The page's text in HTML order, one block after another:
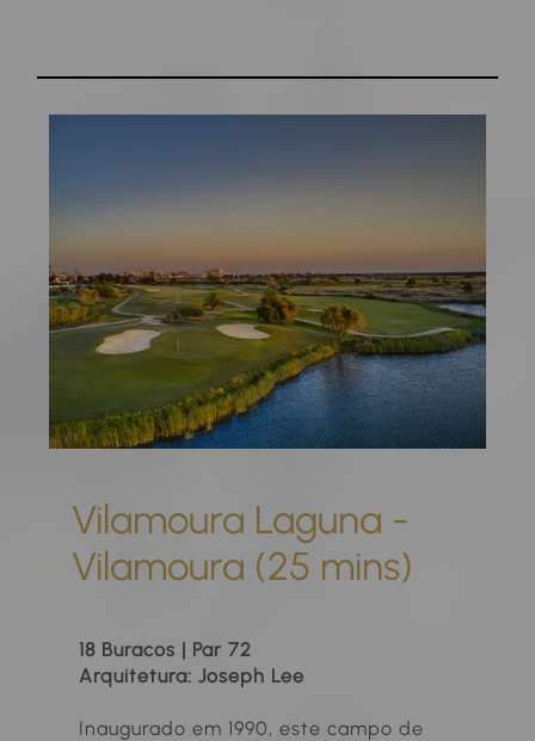
Vilamoura Laguna -
Vilamoura (25 mins)
18 Buracos | Par 72
Arquitetura: Joseph Lee
Inaugurado em 1990, este campo de